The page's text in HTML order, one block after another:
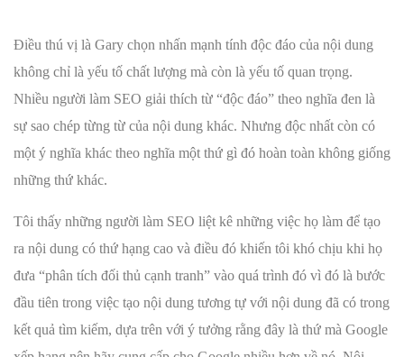
Điều thú vị là Gary chọn nhấn mạnh tính độc đáo của nội dung
không chỉ là yếu tố chất lượng mà còn là yếu tố quan trọng.
Nhiều người làm SEO giải thích từ “độc đáo” theo nghĩa đen là
sự sao chép từng từ của nội dung khác. Nhưng độc nhất còn có
một ý nghĩa khác theo nghĩa một thứ gì đó hoàn toàn không giống
những thứ khác.
Tôi thấy những người làm SEO liệt kê những việc họ làm để tạo
ra nội dung có thứ hạng cao và điều đó khiến tôi khó chịu khi họ
đưa “phân tích đối thủ cạnh tranh” vào quá trình đó vì đó là bước
đầu tiên trong việc tạo nội dung tương tự với nội dung đã có trong
kết quả tìm kiếm, dựa trên với ý tưởng rằng đây là thứ mà Google